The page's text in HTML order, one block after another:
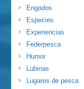
Engodos
Especies
Experiencias
Federpesca
Humor
Lubinas
Lugares de pesca